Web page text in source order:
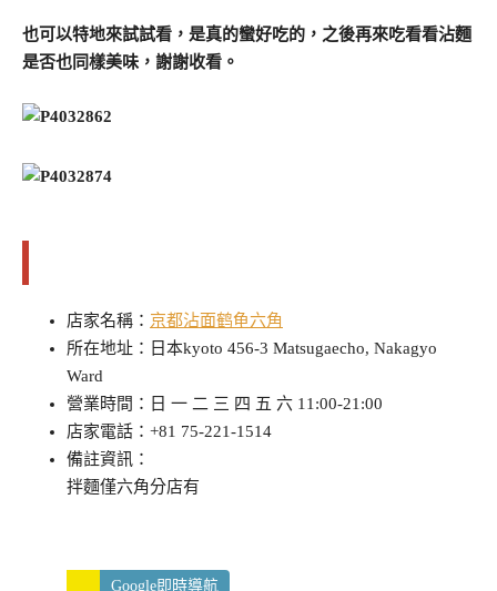
也可以特地來試試看，是真的蠻好吃的，之後再來吃看看沾麵
是否也同樣美味，謝謝收看。
店家名稱： 京都沾面鹤龟六角
所在地址：日本kyoto 456-3 Matsugaecho, Nakagyo
Ward
營業時間：日 一 二 三 四 五 六 11:00-21:00
店家電話：+81 75-221-1514
備註資訊：
拌麵僅六角分店有
Google即時導航